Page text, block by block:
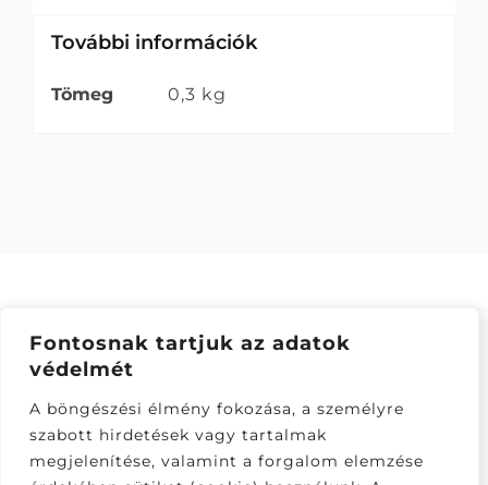
Fontosnak tartjuk az adatok
védelmét
A böngészési élmény fokozása, a személyre
szabott hirdetések vagy tartalmak
megjelenítése, valamint a forgalom elemzése
További információk
Tömeg 0,3 kg
ELÁLLÁS
Látogatók: